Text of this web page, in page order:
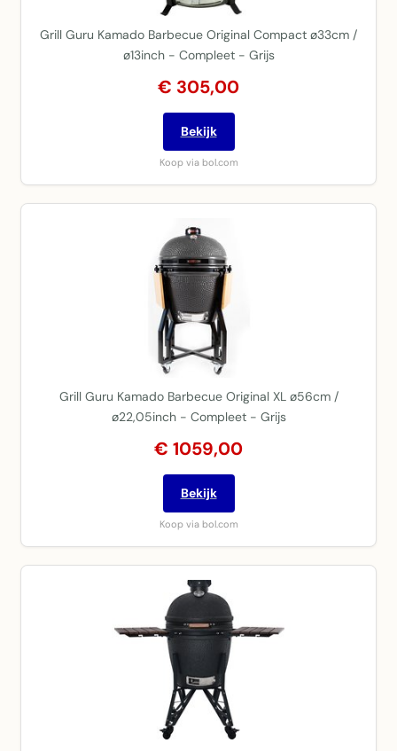
Grill Guru Kamado Barbecue Original Compact ø33cm /
ø13inch - Compleet - Grijs
€ 305,00
Bekijk
Koop via bol.com
Grill Guru Kamado Barbecue Original XL ø56cm /
ø22,05inch - Compleet - Grijs
€ 1059,00
Bekijk
Koop via bol.com